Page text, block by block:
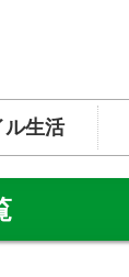
ル生活